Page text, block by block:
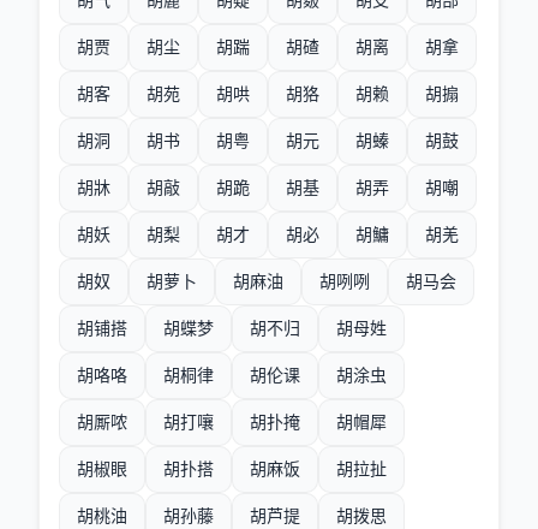
胡贾 胡尘 胡踹 胡碴 胡离 胡拿
胡客 胡苑 胡哄 胡狢 胡赖 胡搧
胡洞 胡书 胡粤 胡元 胡螓 胡鼓
胡牀 胡敲 胡跪 胡基 胡弄 胡嘲
胡妖 胡梨 胡才 胡必 胡鱅 胡羌
胡奴 胡萝卜 胡麻油 胡咧咧 胡马会
胡铺搭 胡蝶梦 胡不归 胡母姓
胡咯咯 胡桐律 胡伦课 胡涂虫
胡厮哝 胡打嚷 胡扑掩 胡帽犀
胡椒眼 胡扑搭 胡麻饭 胡拉扯
胡桃油 胡孙藤 胡芦提 胡拨思